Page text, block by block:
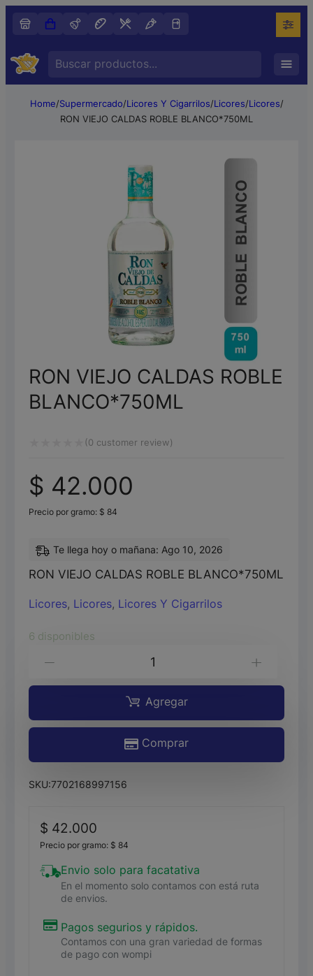
Search
…
Home/Supermercado/Licores Y Cigarrilos/Licores/Licores/
RON VIEJO CALDAS ROBLE BLANCO*750ML
RON VIEJO CALDAS ROBLE
BLANCO*750ML
con
(0 customer review)
$ 42.000
Precio por gramo: $ 84
Te llega hoy o mañana: Ago 10, 2026
RON VIEJO CALDAS ROBLE BLANCO*750ML
Licores, Licores, Licores Y Cigarrilos
6 disponibles
ROBLE
BLANCO*750ML
cantidad
Agregar
Comprar
SKU:7702168997156
$ 42.000
Precio por gramo: $ 84
Envio solo para facatativa
En el momento solo contamos con está ruta
de envios.
Pagos segurios y rápidos.
Contamos con una gran variedad de formas
de pago con wompi